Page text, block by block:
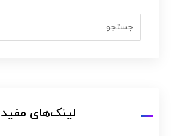
لینک‌های مفید